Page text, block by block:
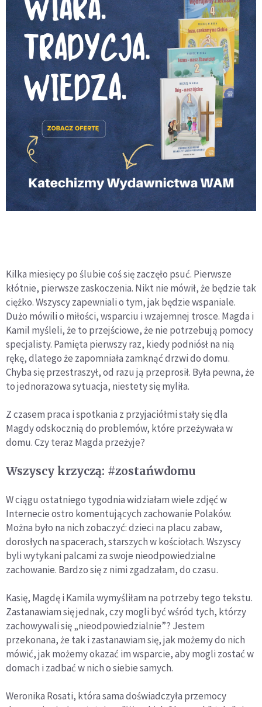
Kilka miesięcy po ślubie coś się zaczęło psuć. Pierwsze
kłótnie, pierwsze zaskoczenia. Nikt nie mówił, że będzie tak
ciężko. Wszyscy zapewniali o tym, jak będzie wspaniale.
Dużo mówili o miłości, wsparciu i wzajemnej trosce. Magda i
Kamil myśleli, że to przejściowe, że nie potrzebują pomocy
specjalisty. Pamięta pierwszy raz, kiedy podniósł na nią
rękę, dlatego że zapomniała zamknąć drzwi do domu.
Chyba się przestraszył, od razu ją przeprosił. Była pewna, że
to jednorazowa sytuacja, niestety się myliła.
Z czasem praca i spotkania z przyjaciółmi stały się dla
Magdy odskocznią do problemów, które przeżywała w
domu. Czy teraz Magda przeżyje?
Wszyscy krzyczą: #zostańwdomu
W ciągu ostatniego tygodnia widziałam wiele zdjęć w
Internecie ostro komentujących zachowanie Polaków.
Można było na nich zobaczyć: dzieci na placu zabaw,
dorosłych na spacerach, starszych w kościołach. Wszyscy
byli wytykani palcami za swoje nieodpowiedzialne
zachowanie. Bardzo się z nimi zgadzałam, do czasu.
Kasię, Magdę i Kamila wymyśliłam na potrzeby tego tekstu.
Zastanawiam się jednak, czy mogli być wśród tych, którzy
zachowywali się „nieodpowiedzialnie”? Jestem
przekonana, że tak i zastanawiam się, jak możemy do nich
mówić, jak możemy okazać im wsparcie, aby mogli zostać w
domach i zadbać w nich o siebie samych.
Weronika Rosati, która sama doświadczyła przemocy